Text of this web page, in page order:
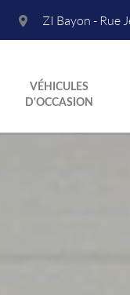
ZI Bayon - Rue
VÉHICULES
D'OCCASION